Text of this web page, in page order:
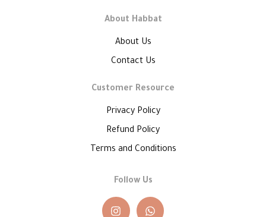
About Habbat
About Us
Contact Us
Customer Resource
Privacy Policy
Refund Policy
Terms and Conditions
Follow Us